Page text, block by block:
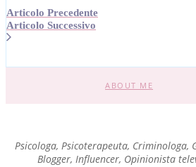
Articolo Precedente
Articolo Successivo
ABOUT ME
Psicologa, Psicoterapeuta, Criminologa,
Blogger, Influencer, Opinionista